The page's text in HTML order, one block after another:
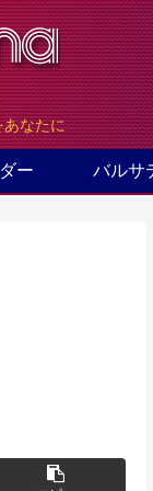
あなたに
ー バルサ